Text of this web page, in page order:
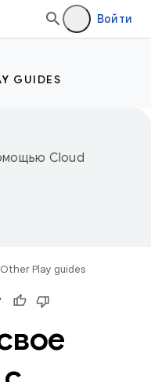
Войти
GUIDES
Cloud
Other Play guides